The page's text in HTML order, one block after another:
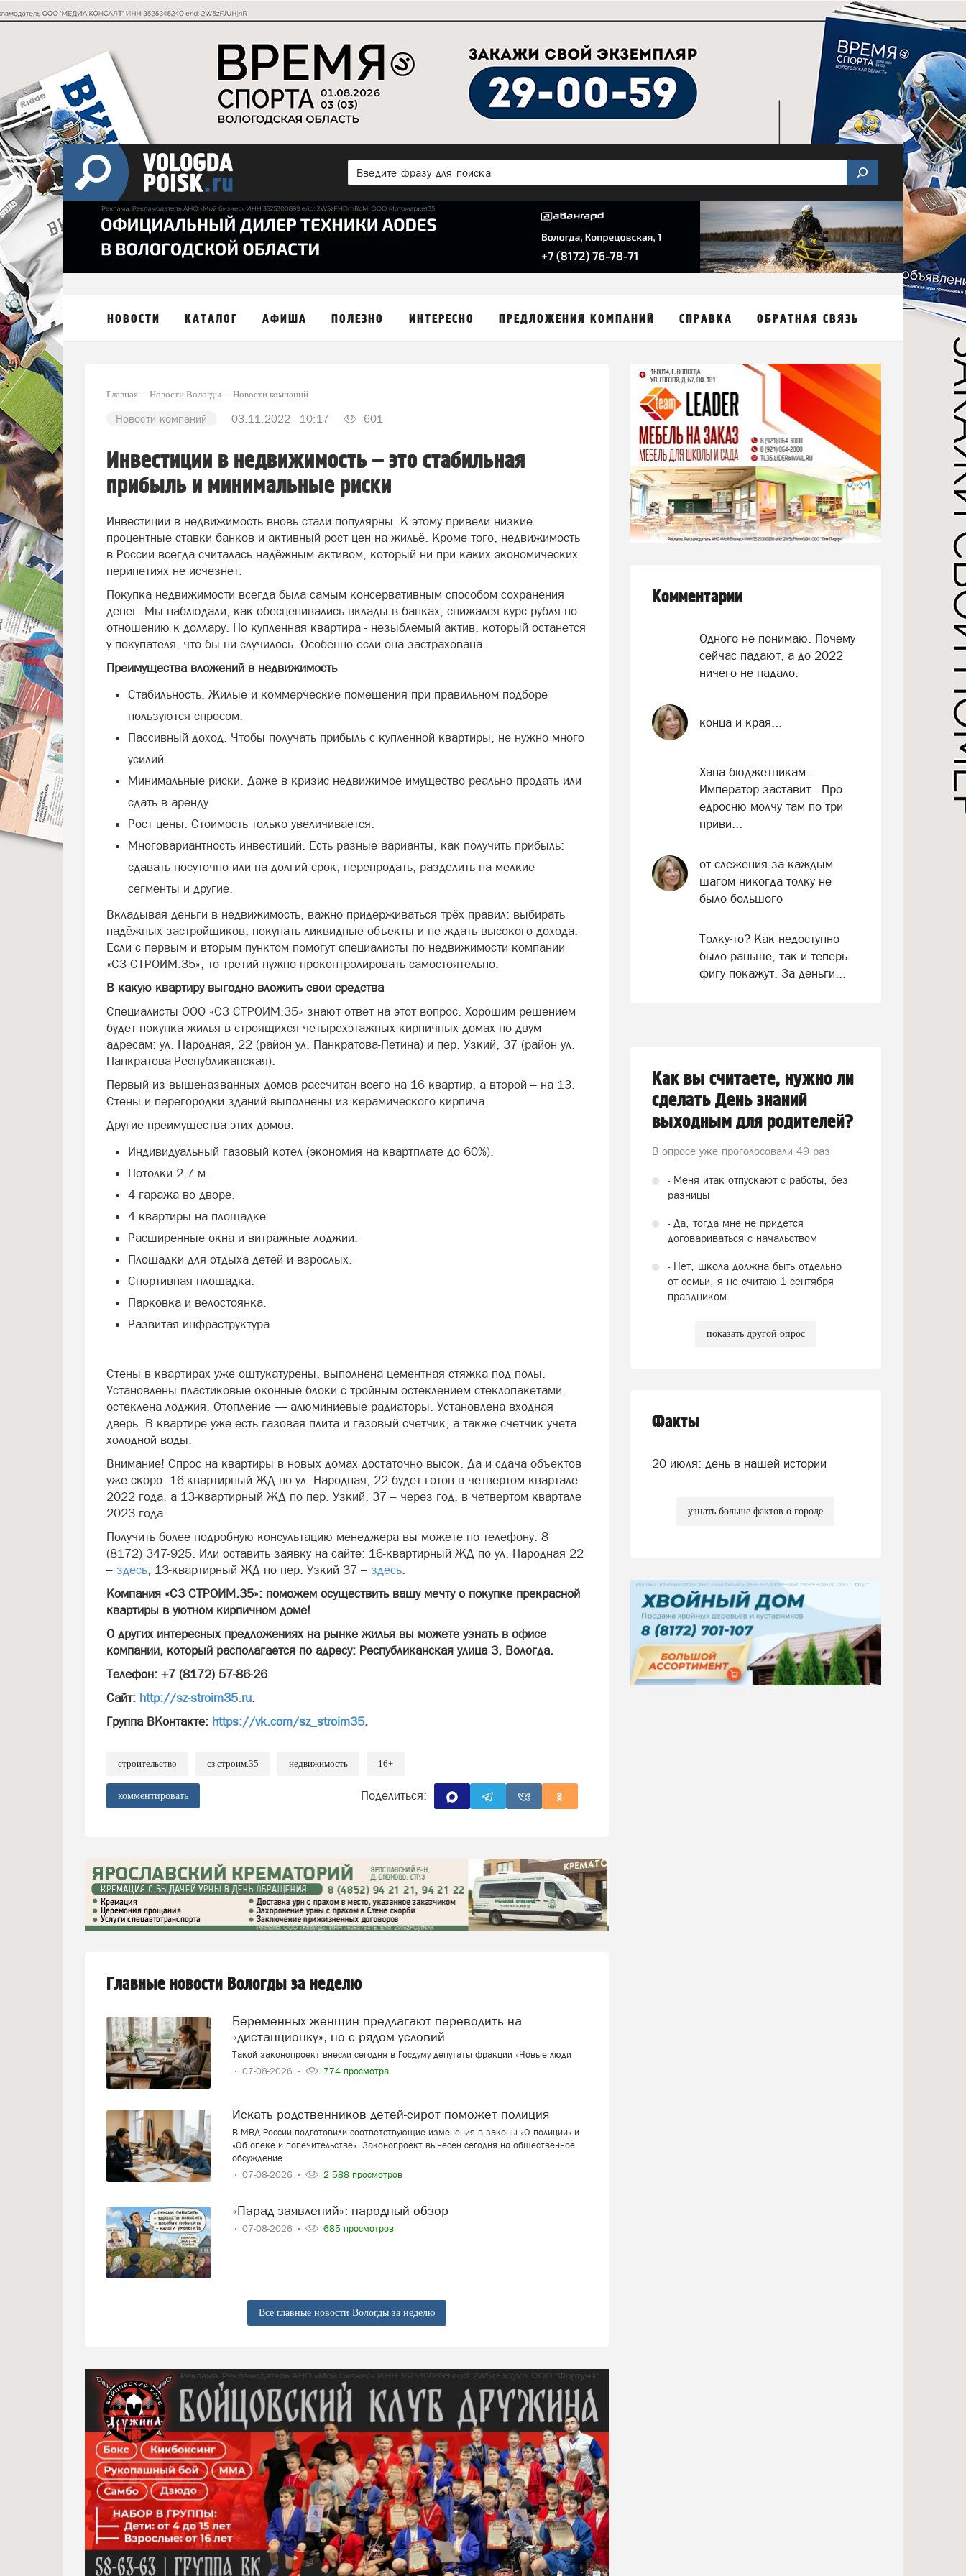
НОВОСТИ КАТАЛОГ АФИША ПОЛЕЗНО ИНТЕРЕСНО ПРЕДЛОЖЕНИЯ КОМПАНИЙ СПРАВКА ОБРАТНАЯ СВЯЗЬ
Главная Новости Вологды Новости компаний
Новости компаний 03.11.2022 - 10:17 601
Инвестиции в недвижимость – это стабильная
прибыль и минимальные риски
Инвестиции в недвижимость вновь стали популярны. К этому привели низкие
процентные ставки банков и активный рост цен на жильё. Кроме того, недвижимость
в России всегда считалась надёжным активом, который ни при каких экономических
перипетиях не исчезнет.
Покупка недвижимости всегда была самым консервативным способом сохранения
денег. Мы наблюдали, как обесценивались вклады в банках, снижался курс рубля по
отношению к доллару. Но купленная квартира - незыблемый актив, который останется
у покупателя, что бы ни случилось. Особенно если она застрахована.
Преимущества вложений в недвижимость
Стабильность. Жилые и коммерческие помещения при правильном подборе
пользуются спросом.
Пассивный доход. Чтобы получать прибыль с купленной квартиры, не нужно много
усилий.
Минимальные риски. Даже в кризис недвижимое имущество реально продать или
сдать в аренду.
Рост цены. Стоимость только увеличивается.
Многовариантность инвестиций. Есть разные варианты, как получить прибыль:
сдавать посуточно или на долгий срок, перепродать, разделить на мелкие
сегменты и другие.
Вкладывая деньги в недвижимость, важно придерживаться трёх правил: выбирать
надёжных застройщиков, покупать ликвидные объекты и не ждать высокого дохода.
Если с первым и вторым пунктом помогут специалисты по недвижимости компании
«СЗ СТРОИМ.35», то третий нужно проконтролировать самостоятельно.
В какую квартиру выгодно вложить свои средства
Специалисты ООО «СЗ СТРОИМ.35» знают ответ на этот вопрос. Хорошим решением
будет покупка жилья в строящихся четырехэтажных кирпичных домах по двум
адресам: ул. Народная, 22 (район ул. Панкратова-Петина) и пер. Узкий, 37 (район ул.
Панкратова-Республиканская).
Первый из вышеназванных домов рассчитан всего на 16 квартир, а второй – на 13.
Стены и перегородки зданий выполнены из керамического кирпича.
Другие преимущества этих домов:
Индивидуальный газовый котел (экономия на квартплате до 60%).
Потолки 2,7 м.
4 гаража во дворе.
4 квартиры на площадке.
Расширенные окна и витражные лоджии.
Площадки для отдыха детей и взрослых.
Спортивная площадка.
Парковка и велостоянка.
Развитая инфраструктура
Стены в квартирах уже оштукатурены, выполнена цементная стяжка под полы.
Установлены пластиковые оконные блоки с тройным остеклением стеклопакетами,
остеклена лоджия. Отопление — алюминиевые радиаторы. Установлена входная
дверь. В квартире уже есть газовая плита и газовый счетчик, а также счетчик учета
холодной воды.
Внимание! Спрос на квартиры в новых домах достаточно высок. Да и сдача объектов
уже скоро. 16-квартирный ЖД по ул. Народная, 22 будет готов в четвертом квартале
2022 года, а 13-квартирный ЖД по пер. Узкий, 37 – через год, в четвертом квартале
2023 года.
Получить более подробную консультацию менеджера вы можете по телефону: 8
(8172) 347-925. Или оставить заявку на сайте: 16-квартирный ЖД по ул. Народная 22
– здесь; 13-квартирный ЖД по пер. Узкий 37 – здесь.
Компания «СЗ СТРОИМ.35»: поможем осуществить вашу мечту о покупке прекрасной
квартиры в уютном кирпичном доме!
О других интересных предложениях на рынке жилья вы можете узнать в офисе
компании, который располагается по адресу: Республиканская улица 3, Вологда.
Телефон: +7 (8172) 57-86-26
Сайт: http://sz-stroim35.ru.
Группа ВКонтакте: https://vk.com/sz_stroim35.
строительство сз строим.35 недвижимость 16+
комментировать Поделиться:
Главные новости Вологды за неделю
Беременных женщин предлагают переводить на
«дистанционку», но с рядом условий
Такой законопроект внесли сегодня в Госдуму депутаты фракции «Новые люди
07-08-2026
774 просмотра
Искать родственников детей-сирот поможет полиция
В МВД России подготовили соответствующие изменения в законы «О полиции» и
«Об опеке и попечительстве». Законопроект вынесен сегодня на общественное
обсуждение.
07-08-2026
2 588 просмотров
«Парад заявлений»: народный обзор
07-08-2026 685 просмотров
Все главные новости Вологды за неделю
Комментарии
Одного не понимаю. Почему
сейчас падают, а до 2022
ничего не падало.
конца и края...
Хана бюджетникам...
Император заставит.. Про
едросню молчу там по три
приви...
от слежения за каждым
шагом никогда толку не
было большого
Толку-то? Как недоступно
было раньше, так и теперь
фигу покажут. За деньги...
Как вы считаете, нужно ли
сделать День знаний
выходным для родителей?
В опросе уже проголосовали 49 раз
- Меня итак отпускают с работы, без
разницы
- Да, тогда мне не придется
договариваться с начальством
- Нет, школа должна быть отдельно
от семьи, я не считаю 1 сентября
праздником
показать другой опрос
Факты
20 июля: день в нашей истории
узнать больше фактов о городе